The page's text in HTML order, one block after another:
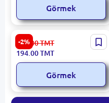
Görmek
-2%
Generic | Demir Turba 114
mm 3.5 mm Galyňlyk
198.00TMT
194.00TMT
Görmek